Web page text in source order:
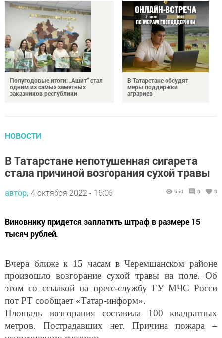
Полугодовые итоги: „Ашит“ стал
одним из самых заметных
заказников республики
В Татарстане обсудят
меры поддержки
аграриев
В Татарстане непотушенная сигарета
стала причиной возгорания сухой травы
4 октября 2022 - 16:05
Виновнику придется заплатить штраф в размере 15
тысяч рублей.
Вчера ближе к 15 часам в Черемшанском районе
произошло возгорание сухой травы на поле. Об
этом со ссылкой на пресс-службу ГУ МЧС Росси
пот РТ сообщает «Татар-информ».
Площадь возгорания составила 100 квадратных
метров. Пострадавших нет. Причина пожара –
непотушенная сигарета.